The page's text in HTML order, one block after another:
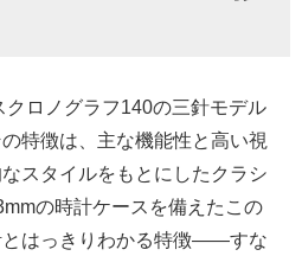
ロノグラフ140の三針モデル
特徴は、主な機能性と高い視
スタイルをもとにしたクラシ
の時計ケースを備えたこの
とはっきりわかる特徴――すな